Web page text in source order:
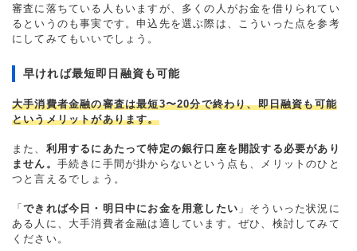
審査に落ちている人もいますが、多くの人がお金を借りられてい
るというのも事実です。申込先を選ぶ際は、こういった点を参考
にしてみてもいいでしょう。
早ければ最短即日融資も可能
大手消費者金融の審査は最短3〜20分で終わり、即日融資も可能
というメリットがあります。
また、 利用するにあたって特定の銀行口座を開設する必要があり
ません。 手続きに手間が掛からないという点も、メリットのひと
つと言えるでしょう。
「できれば今日・明日中にお金を用意したい 」そういった状況に
ある人に、大手消費者金融は適しています。ぜひ、検討してみて
ください。